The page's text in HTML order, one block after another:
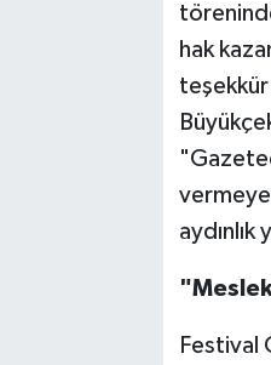
hak
teşekkür
aydınlık
Festival